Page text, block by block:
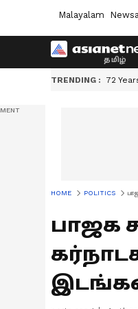
Malayalam
TRENDING : 72
HOME POLITICS
பாஜக